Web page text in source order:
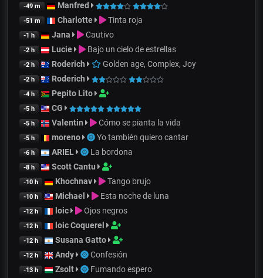
-49 m Manfred
-51 m Charlotte Tinta roja
-1 h Jana Cautivo
-2 h Lucie Bajo un cielo de estrellas
-2 h Roderich Golden age, Complex, Joy
-2 h Roderich
-4 h Pepito Lito
-5 h CG
-5 h Valentin Cómo se pianta la vida
-5 h moreno Yo también quiero cantar
-6 h ARIEL La bordona
-8 h Scott Cantu
-10 h Khochnav Tango brujo
-10 h Michael Esta noche de luna
-12 h loic Ojos negros
-12 h loic Coquerel
-12 h Susana Gatto
-12 h Andy Confesión
-13 h Zsolt Fumando espero